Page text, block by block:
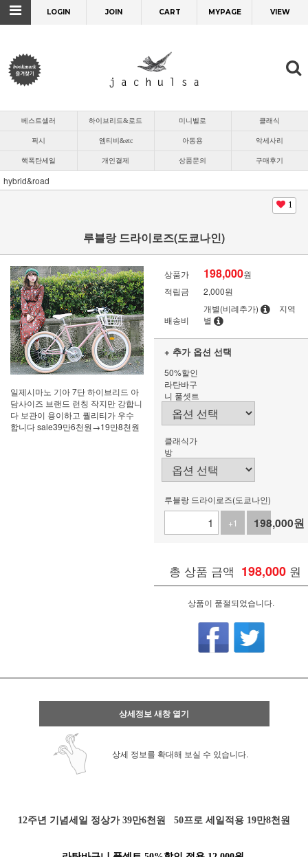
LOGIN JOIN CART MYPAGE VIEW
베스트셀러 하이브리드&로드 미니벨로 클래식
픽시 엠티비&etc 아동용 악세사리
핵폭탄세일 개인결제 상품문의 구매후기
hybrid&road
1
루블랑 드라이로즈(도쿄나인)
일제시마노 기아 7단 하이브리드 아
담사이즈 브랜드 런칭 작지만 강합니
다 보관이 용이하고 퀄리티가 우수
합니다 sale39만6천원→19만8천원
상품가 198,000원
적립금
2,000원
배송비
개별(비례추가)
지역
별
+ 추가 옵션 선택
50%할인
라탄바구
니 풀셋트
클래식가
방
루블랑 드라이로즈(도쿄나인)
+1
-1
198,000원
총 상품 금액 198,000 원
상품이 품절되었습니다.
상세정보 새창 열기
상세 정보를 확대해 보실 수 있습니다.
12주년 기념세일 정상가 39만6천원 50프로 세일적용 19만8천원